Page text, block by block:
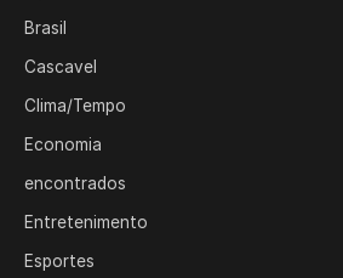
Brasil
Cascavel
Clima/Tempo
Economia
encontrados
Entretenimento
Esportes